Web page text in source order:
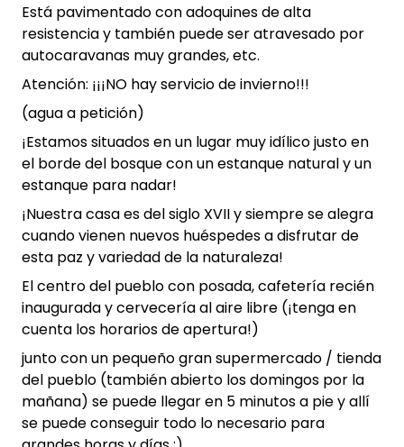
Está pavimentado con adoquines de alta
resistencia y también puede ser atravesado por
autocaravanas muy grandes, etc.
Atención: ¡¡¡NO hay servicio de invierno!!!
(agua a petición)
¡Estamos situados en un lugar muy idílico justo en
el borde del bosque con un estanque natural y un
estanque para nadar!
¡Nuestra casa es del siglo XVII y siempre se alegra
cuando vienen nuevos huéspedes a disfrutar de
esta paz y variedad de la naturaleza!
El centro del pueblo con posada, cafetería recién
inaugurada y cervecería al aire libre (¡tenga en
cuenta los horarios de apertura!)
junto con un pequeño gran supermercado / tienda
del pueblo (también abierto los domingos por la
mañana) se puede llegar en 5 minutos a pie y allí
se puede conseguir todo lo necesario para